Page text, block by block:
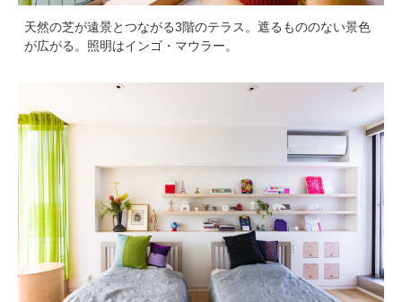
天然の芝が遠景とつながる3階のテラス。遮るもののない景色
が広がる。照明はインゴ・マウラー。